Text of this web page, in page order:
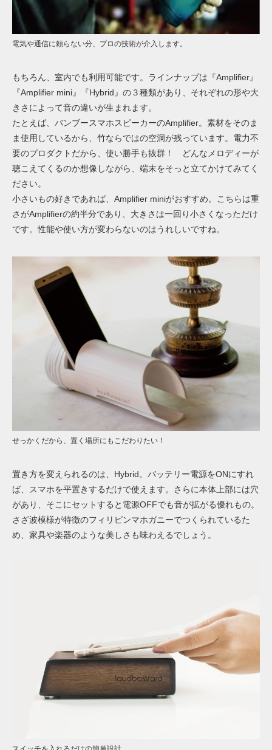
電気や通信に頼らない分、プロの技術が介入します。
もちろん、室内でも利用可能です。ラインナップは『Amplifier』
『Amplifier mini』『Hybrid』の３種類があり、それぞれの形や大
きさによって音の違いが生まれます。
たとえば、バンブースマホスピーカーのAmplifier。素材をそのま
ま使用しているから、竹ならではの空洞が残っています。電力不
要のプロダクトだから、使い勝手も抜群！ どんなメロディーが
聴こえてくるのか想像しながら、端末をそっと立てかけてみてく
ださい。
小さいもの好きであれば、Amplifier miniがおすすめ。こちらは重
さがAmplifierの約半分であり、大きさは一回り小さくなっただけ
です。性能や使い方が変わらないのはうれしいですね。
せっかくだから、置く場所にもこだわりたい！
置き方を変えられるのは、Hybrid。バッテリー電源をONにすれ
ば、スマホを平置きするだけで使えます。さらに本体上部には穴
があり、そこにセットすると電源OFFでも音が拡がる優れもの。
さざ波模様が特徴のフィリピンマホガニーでつくられているた
め、家具や楽器のような美しさも味わえるでしょう。